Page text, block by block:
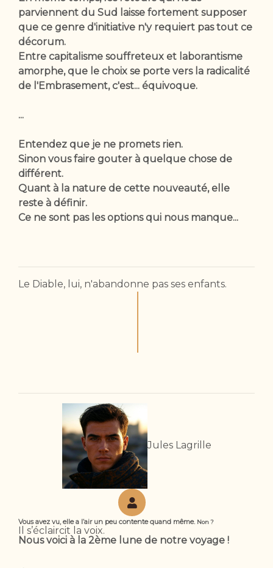
parviennent du Sud laisse fortement supposer
que ce genre d'initiative n'y requiert pas tout ce
décorum.
Entre capitalisme souffreteux et laborantisme
amorphe, que le choix se porte vers la radicalité
de l'Embrasement, c'est... équivoque.
...
Entendez que je ne promets rien.
Sinon vous faire gouter à quelque chose de
différent.
Quant à la nature de cette nouveauté, elle
reste à définir.
Ce ne sont pas les options qui nous manque...
Le Diable, lui, n'abandonne pas ses enfants.
Jules Lagrille
Vous avez vu, elle a l’air un peu contente quand même. Non ?
Il s’éclaircit la voix.
Nous voici à la 2ème lune de notre voyage !